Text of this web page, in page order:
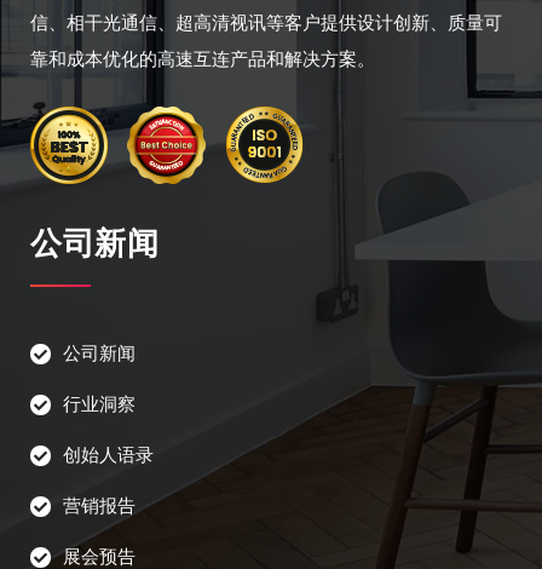
信、相干光通信、超高清视讯等客户提供设计创新、质量可
靠和成本优化的高速互连产品和解决方案。
公司新闻
公司新闻
行业洞察
创始人语录
营销报告
展会预告